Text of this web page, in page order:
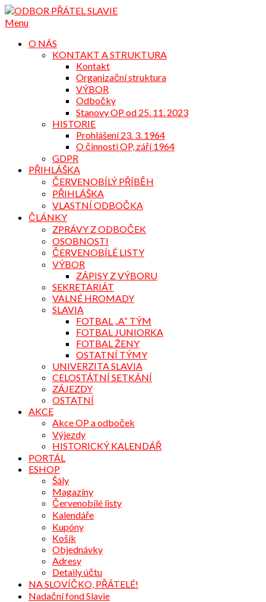
Přejdi
na
Menu
O NÁS
KONTAKT A STRUKTURA
Kontakt
Organizační struktura
VÝBOR
Odbočky
Stanovy OP od 25. 11. 2023
HISTORIE
Prohlášení 23. 3. 1964
O činnosti OP, září 1964
GDPR
PŘIHLÁŠKA
ČERVENOBÍLÝ PŘÍBĚH
PŘIHLÁŠKA
VLASTNÍ ODBOČKA
ČLÁNKY
ZPRÁVY Z ODBOČEK
OSOBNOSTI
ČERVENOBÍLÉ LISTY
VÝBOR
ZÁPISY Z VÝBORU
SEKRETARIÁT
VALNÉ HROMADY
SLAVIA
FOTBAL „A“ TÝM
FOTBAL JUNIORKA
FOTBAL ŽENY
OSTATNÍ TÝMY
UNIVERZITA SLAVIA
CELOSTÁTNÍ SETKÁNÍ
ZÁJEZDY
OSTATNÍ
AKCE
Akce OP a odboček
Výjezdy
HISTORICKÝ KALENDÁŘ
PORTÁL
ESHOP
Šály
Magazíny
Červenobílé listy
Kalendáře
Kupóny
Košík
Objednávky
Adresy
Detaily účtu
NA SLOVÍČKO, PŘÁTELÉ!
Nadační fond Slavie